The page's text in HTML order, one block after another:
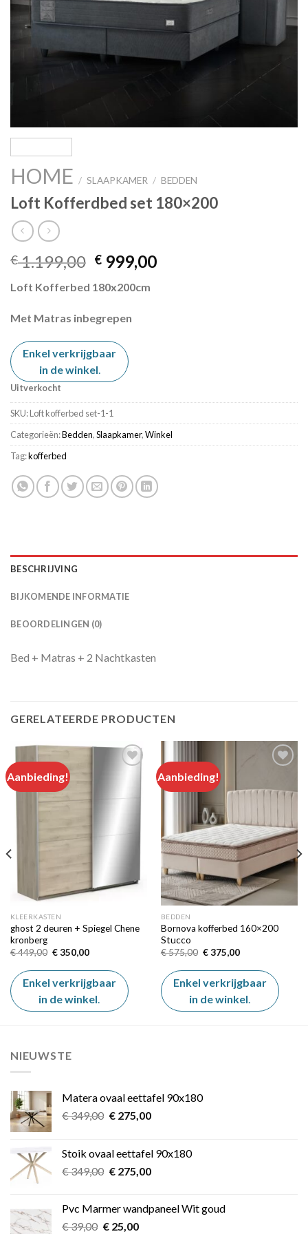
HOME / SLAAPKAMER / BEDDEN
Loft Kofferdbed set 180×200
€1.199,00 Oorspronkelijke
was:
€ 999,00Huidige
Loft Kofferbed 180x200cm
Met Matras inbegrepen
Enkel verkrijgbaar
in de winkel.
Uitverkocht
SKU:Loft kofferbed set-1-1
Categorieën:Bedden,Slaapkamer,Winkel
Tag:kofferbed
BESCHRIJVING
BIJKOMENDE INFORMATIE
BEOORDELINGEN (0)
Bed + Matras + 2 Nachtkasten
GERELATEERDE PRODUCTEN
Aanbieding!
Add to
KLEERKASTEN
ghost 2 deuren + Spiegel Chene
kronberg
€449,00 Oorspronkelijke
was:
€ 449,00.
€350,00Huidige
is:
€ 350,00.
Enkel verkrijgbaar
in de winkel.
Aanbieding!
Add to
BEDDEN
Bornova kofferbed 160×200
Stucco
€575,00 Oorspronkelijke
was:
€ 575,00.
€375,00Huidige
is:
€ 375,00.
Enkel verkrijgbaar
in de winkel.
NIEUWSTE
Matera ovaal eettafel 90x180
€349,00 Oorspronkelijke
€ 349,00.
€275,00Huidige
€ 275,00.
Stoik ovaal eettafel 90x180
€349,00 Oorspronkelijke
€ 349,00.
€275,00Huidige
€ 275,00.
Pvc Marmer wandpaneel Wit goud
€39,00 Oorspronkelijke
€25,00Huidige